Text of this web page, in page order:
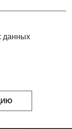
данных